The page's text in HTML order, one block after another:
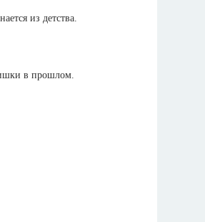
из детства.
в прошлом.